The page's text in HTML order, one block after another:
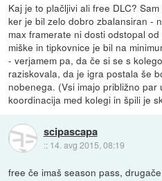
Kaj je to plačljivi ali free DLC?
ker je bil zelo dobro zbalansiran -
max framerate ni dosti odstopal
miške in tipkovnice je bil na
- verjamem pa, da če si se s
raziskovala, da je igra postala še
nobenega. (Vsi imajo približno
koordinacija med kolegi in špili je
scipascapa
:: 14. avg 2015, 08:19
free če imaš season pass,